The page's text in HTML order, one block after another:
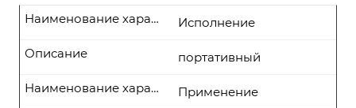
Исполнение
Наименование характеристики
портативный
Описание
Применение
Наименование характеристики